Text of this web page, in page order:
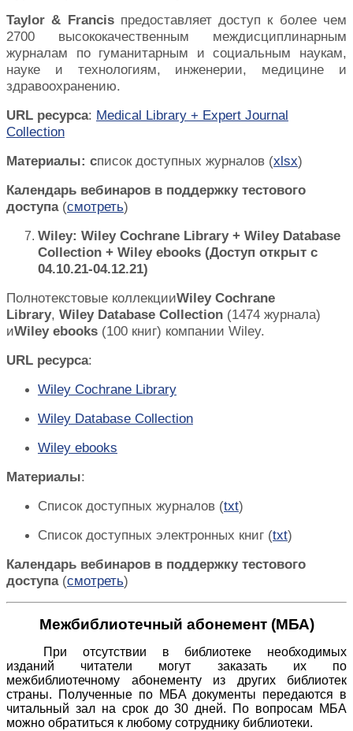
Taylor & Francisпредоставляет доступ к более чем
2700 высококачественным междисциплинарным
журналам по гуманитарным и социальным наукам,
науке и технологиям, инженерии, медицине и
здравоохранению.
URL ресурса: Medical Library + Expert Journal
Collection
Материалы: список доступных журналов (xlsx)
Календарь вебинаров в поддержку тестового
доступа(смотреть)
Wiley: Wiley Cochrane Library + Wiley Database
Collection + Wiley ebooks (Доступ открыт с
04.10.21-04.12.21)
Полнотекстовые коллекцииWiley Cochrane
Library, Wiley Database Collection (1474 журнала)
иWiley ebooks (100 книг) компании Wiley.
URL ресурса:
Wiley Cochrane Library
Wiley Database Collection
Wiley ebooks
Материалы:
Список доступных журналов (txt)
Список доступных электронных книг (txt)
Календарь вебинаров в поддержку тестового
доступа(смотреть)
Межбиблиотечный абонемент (МБА)
При отсутствии в библиотеке необходимых
изданий читатели могут заказать их по
межбиблиотечному абонементу из других библиотек
страны.
Полученные по МБА документы передаются в
читальный зал на срок до 30 дней.
По вопросам МБА
можно обратиться к любому сотруднику библиотеки.